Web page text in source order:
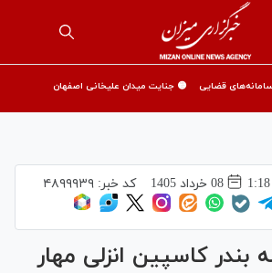
قضایی 🟡 جنایت میدان علیخانی اصفهان
1:18 08 خرداد 1405 کد خبر: ۴۸۹۹۹۳۹
کاسپین انزلی مهار